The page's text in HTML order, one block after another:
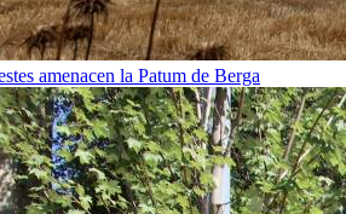
amenacen la Patum de Berga